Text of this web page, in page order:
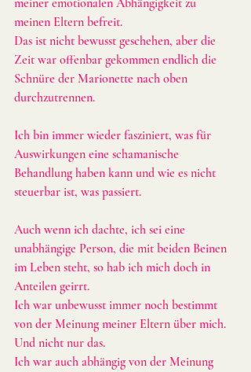
meiner emotionalen Abhängigkeit zu
meinen Eltern befreit.
Das ist nicht bewusst geschehen, aber die
Zeit war offenbar gekommen endlich die
Schnüre der Marionette nach oben
durchzutrennen.
Ich bin immer wieder fasziniert, was für
Auswirkungen eine schamanische
Behandlung haben kann und wie es nicht
steuerbar ist, was passiert.
Auch wenn ich dachte, ich sei eine
unabhängige Person, die mit beiden Beinen
im Leben steht, so hab ich mich doch in
Anteilen geirrt.
Ich war unbewusst immer noch bestimmt
von der Meinung meiner Eltern über mich.
Und nicht nur das.
Ich war auch abhängig von der Meinung